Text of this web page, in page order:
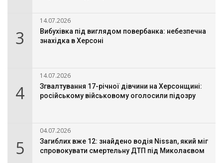
3
14.07.2026
Вибухівка під виглядом повербанка: небезпечна
знахідка в Херсоні
4
14.07.2026
Згвалтування 17-річної дівчини на Херсонщині:
російському військовому оголосили підозру
5
04.07.2026
Загиблих вже 12: знайдено водія Nissan, який міг
спровокувати смертельну ДТП під Миколаєвом